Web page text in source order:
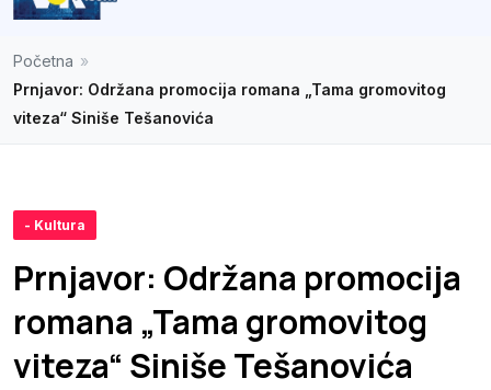
Početna »
Prnjavor: Održana promocija romana „Tama gromovitog
viteza“ Siniše Tešanovića
- Kultura
Prnjavor: Održana promocija
romana „Tama gromovitog
viteza“ Siniše Tešanovića